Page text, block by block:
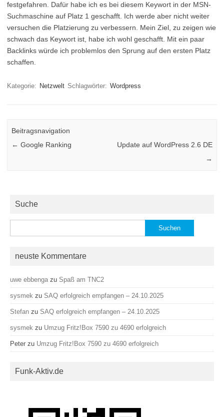
festgefahren. Dafür habe ich es bei diesem Keywort in der MSN-
Suchmaschine auf Platz 1 geschafft. Ich werde aber nicht weiter
versuchen die Platzierung zu verbessern. Mein Ziel, zu zeigen wie
schwach das Keywort ist, habe ich wohl geschafft. Mit ein paar
Backlinks würde ich problemlos den Sprung auf den ersten Platz
schaffen.
Kategorie: Netzwelt Schlagwörter: Wordpress
Beitragsnavigation
← Google Ranking
Update auf WordPress 2.6 DE
→
Suche
nach:
neuste Kommentare
uwe ebbenga zu Spaß am TNC2
sysmek zu SAQ erfolgreich empfangen – 24.10.2025
Stefan zu SAQ erfolgreich empfangen – 24.10.2025
sysmek zu Umzug Fritz!Box 7590 zu 4690 erfolgreich
Peter zu Umzug Fritz!Box 7590 zu 4690 erfolgreich
Funk-Aktiv.de